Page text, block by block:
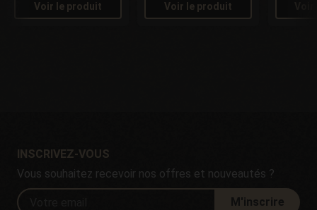
Voir le produit Voir le produit
INSCRIVEZ-VOUS
Vous souhaitez recevoir nos offres et nouveautés ?
M'inscrire